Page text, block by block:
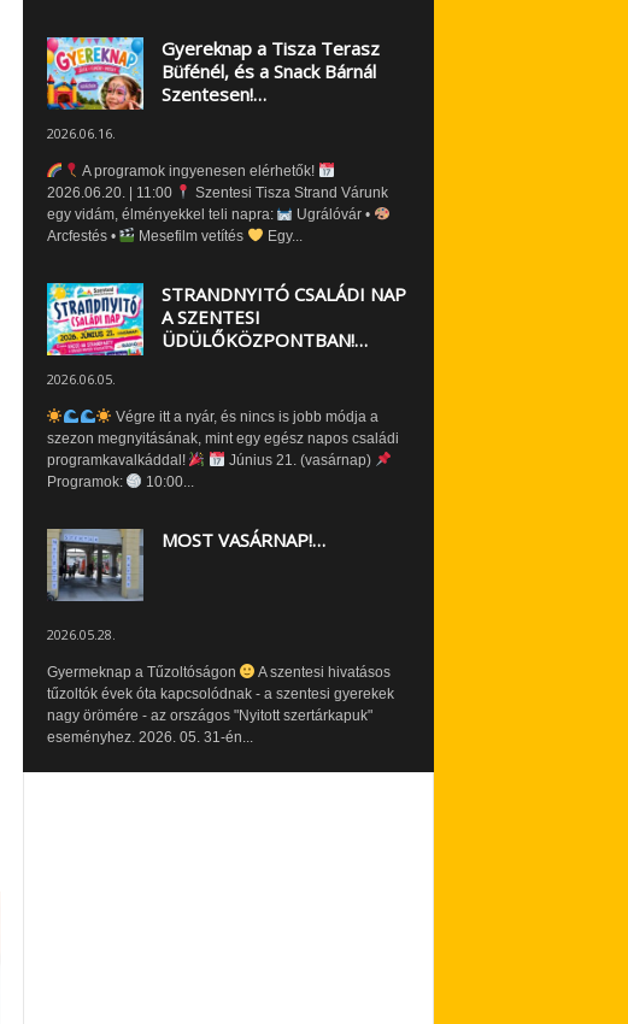
Gyereknap a Tisza Terasz
Büfénél, és a Snack Bárnál
Szentesen!…
2026.06.16.
A programok ingyenesen elérhetők!
2026.06.20. | 11:00
Szentesi Tisza Strand Várunk
egy vidám, élményekkel teli napra:
Ugrálóvár •
Arcfestés •
Mesefilm vetítés Egy...
STRANDNYITÓ CSALÁDI NAP
A SZENTESI
ÜDÜLŐKÖZPONTBAN!…
2026.06.05.
Végre itt a nyár, és nincs is jobb módja a
szezon megnyitásának, mint egy egész napos családi
programkavalkáddal!
Június 21. (vasárnap)
Programok:
10:00...
MOST VASÁRNAP!…
2026.05.28.
Gyermeknap a Tűzoltóságon
A szentesi hivatásos
tűzoltók évek óta kapcsolódnak - a szentesi gyerekek
nagy örömére - az országos "Nyitott szertárkapuk"
eseményhez. 2026. 05. 31-én...